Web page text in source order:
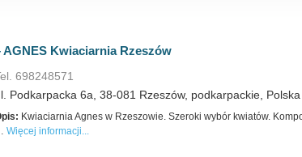
AGNES Kwiaciarnia Rzeszów
698248571
Podkarpacka 6a, 38-081 Rzeszów, podkarpackie, Polska
Kwiaciarnia Agnes w Rzeszowie. Szeroki wybór kwiatów.
Więcej informacji...